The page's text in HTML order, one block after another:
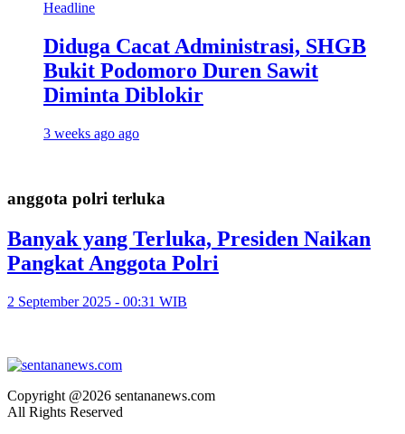
Headline
Diduga Cacat Administrasi, SHGB
Bukit Podomoro Duren Sawit
Diminta Diblokir
3 weeks ago ago
anggota polri terluka
Banyak yang Terluka, Presiden Naikan
Pangkat Anggota Polri
2 September 2025 - 00:31 WIB
Copyright @2026 sentananews.com
All Rights Reserved